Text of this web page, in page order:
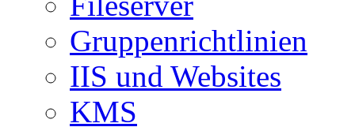
Gruppenrichtlinien
IIS und Websites
KMS